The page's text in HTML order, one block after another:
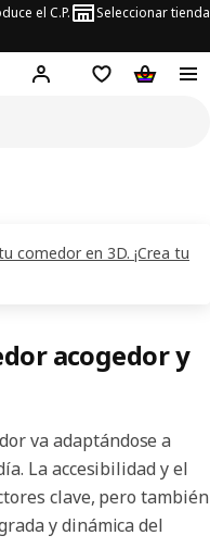
el C.P. Seleccionar tienda
Hej! Iniciar sesión
Lista de deseos
Carrito
comedor en 3D. ¡Crea tu
acogedor y
va adaptándose a
La accesibilidad y el
clave, pero también
y dinámica del